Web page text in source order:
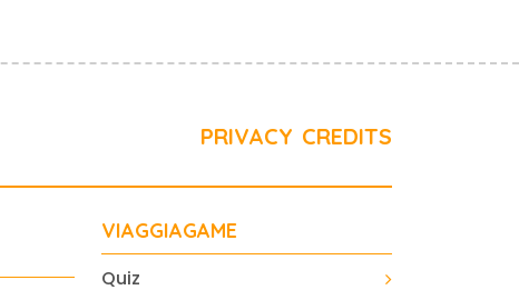
PRIVACY CREDITS
VIAGGIAGAME
Quiz